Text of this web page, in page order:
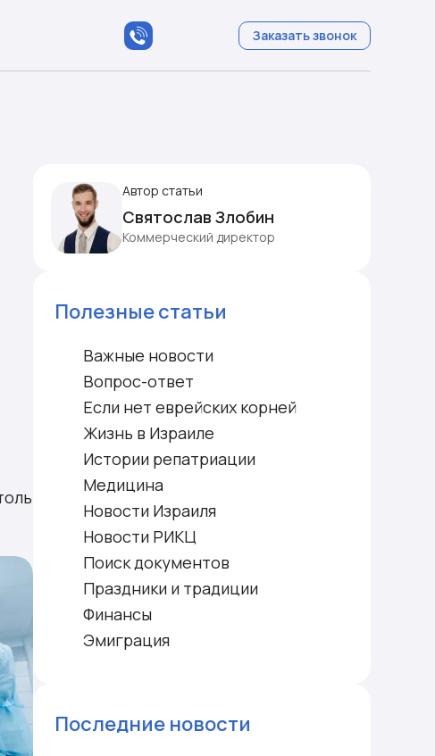
Заказать звонок
Автор статьи
Святослав Злобин
Коммерческий директор
Полезные статьи
Важные новости
Вопрос-ответ
Если нет еврейских корней
Жизнь в Израиле
Истории репатриации
Медицина
Новости Израиля
Новости РИКЦ
Поиск документов
Праздники и традиции
Финансы
Эмиграция
Последние новости